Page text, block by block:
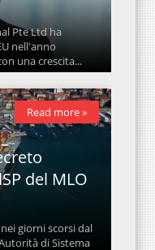
Pte Ltd ha
nell'anno
una crescita...
del MLO
giorni scorsi dal
di Sistema
Read more »